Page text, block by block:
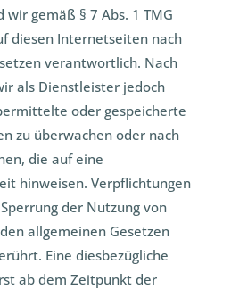
gemäß § 7 Abs. 1 TMG
diesen Internetseiten nach
verantwortlich. Nach
als Dienstleister jedoch
oder gespeicherte
zu überwachen oder nach
die auf eine
hinweisen. Verpflichtungen
der Nutzung von
allgemeinen Gesetzen
Eine diesbezügliche
ab dem Zeitpunkt der